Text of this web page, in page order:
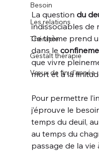
Besoin
Les relations
Thérapie
Gestalt thérapie
Vœux de fin d'année
La question du
indissociables de
Ce thème prend
dans le
que vivre
mort et à la
Pour permettre
j’éprouve le
temps du deuil,
au temps du
passage de la